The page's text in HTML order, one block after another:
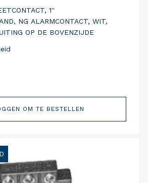
1''
NG ALARMCONTACT, WIT,
OP DE BOVENZIJDE
OM TE BESTELLEN